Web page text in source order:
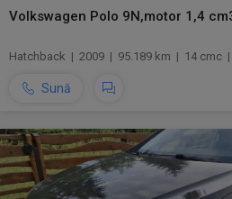
Volkswagen Polo 9N,motor 1,4
Hatchback | 2009 | 95.189 km | 14 cmc
Sună